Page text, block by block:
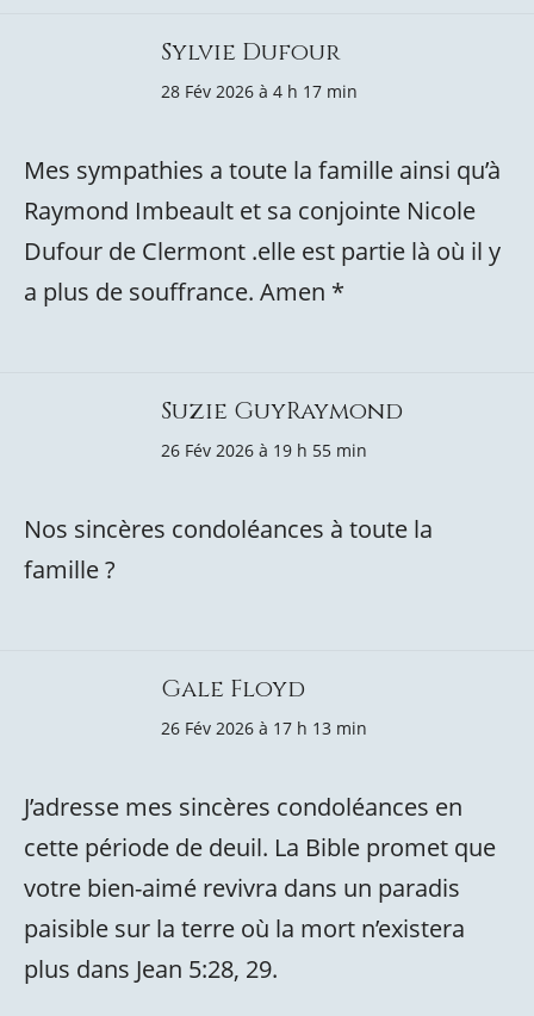
Sylvie Dufour
28 Fév 2026 à 4 h 17 min
Mes sympathies a toute la famille ainsi qu’à
Raymond Imbeault et sa conjointe Nicole
Dufour de Clermont .elle est partie là où il y
a plus de souffrance. Amen *
Suzie GuyRaymond
26 Fév 2026 à 19 h 55 min
Nos sincères condoléances à toute la
famille ?
Gale Floyd
26 Fév 2026 à 17 h 13 min
J’adresse mes sincères condoléances en
cette période de deuil. La Bible promet que
votre bien-aimé revivra dans un paradis
paisible sur la terre où la mort n’existera
plus dans Jean 5:28, 29.